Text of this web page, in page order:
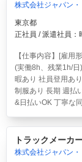
株式会社ジャパン
東京都
正社員 / 派遣社員：
【仕事内容】[雇用
(実働8h、残業1h/
暇あり 社員登用あ
制服あり 長期 週払
&日払いOK 丁寧な
トラックメーカ
株式会社ジャパン